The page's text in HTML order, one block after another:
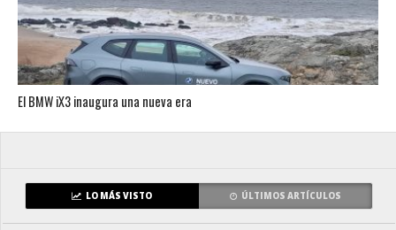
El BMW iX3 inaugura una nueva era
LO MÁS VISTO ÚLTIMOS ARTÍCULOS